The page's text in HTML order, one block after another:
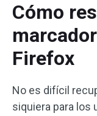
Cómo
Firefox
No es difícil
siquiera para los